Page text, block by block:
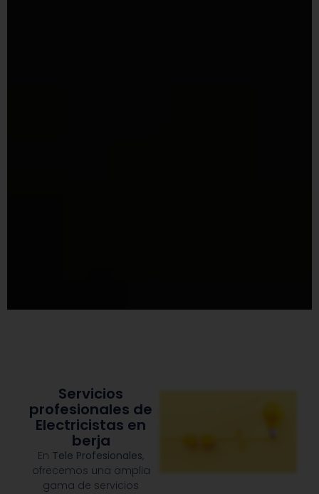
Servicios
profesionales de
Electricistas en
berja
En Tele Profesionales,
ofrecemos una amplia
gama de servicios